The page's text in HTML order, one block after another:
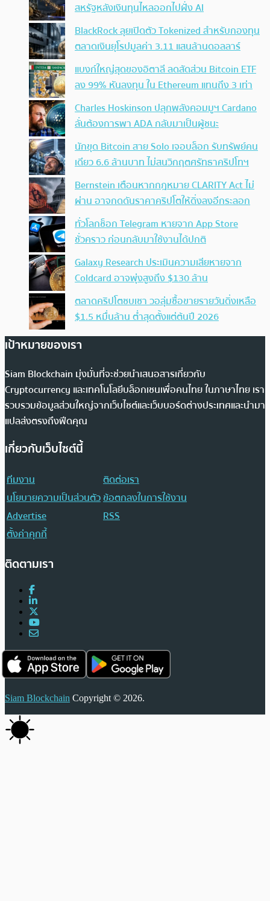
สหรัฐหลังเงินทุนไหลออกไปฝั่ง AI
BlackRock ลุยเปิดตัว Tokenized สำหรับกองทุน
ตลาดเงินยุโรปมูลค่า 3.11 แสนล้านดอลลาร์
แบงก์ใหญ่สุดของอิตาลี ลดสัดส่วน Bitcoin ETF
ลง 99% หันลงทุน ใน Ethereum แทนถึง 3 เท่า
Charles Hoskinson ปลุกพลังคอมมูฯ Cardano
ลั่นต้องการพา ADA กลับมาเป็นผู้ชนะ
นักขุด Bitcoin สาย Solo เจอบล็อก รับทรัพย์คน
เดียว 6.6 ล้านบาท ไม่สนวิกฤตศรัทธาคริปโทฯ
Bernstein เตือนหากกฎหมาย CLARITY Act ไม่
ผ่าน อาจกดดันราคาคริปโตให้ดิ่งลงอีกระลอก
ทั่วโลกช็อก Telegram หายจาก App Store
ชั่วคราว ก่อนกลับมาใช้งานได้ปกติ
Galaxy Research ประเมินความเสียหายจาก
Coldcard อาจพุ่งสูงถึง $130 ล้าน
ตลาดคริปโตซบเซา วอลุ่มซื้อขายรายวันดิ่งเหลือ
$1.5 หมื่นล้าน ต่ำสุดตั้งแต่ต้นปี 2026
เป้าหมายของเรา
Siam Blockchain มุ่งมั่นที่จะช่วยนำเสนอสารเกี่ยวกับ
Cryptocurrency และเทคโนโลยีบล็อกเชนเพื่อคนไทย ในภาษาไทย เรา
รวบรวมข้อมูลส่วนใหญ่จากเว็บไซต์และเว็บบอร์ดต่างประเทศและนำมา
แปลส่งตรงถึงฟีดคุณ
เกี่ยวกับเว็บไซต์นี้
ทีมงาน
ติดต่อเรา
นโยบายความเป็นส่วนตัวข้อตกลงในการใช้งาน
Advertise
RSS
ตั้งค่าคุกกี้
ติดตามเรา
Siam Blockchain Copyright © 2026.